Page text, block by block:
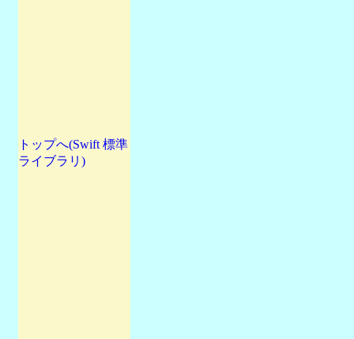
トップへ(Swift 標準
ライブラリ)